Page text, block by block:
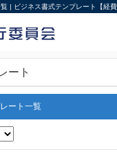
| ビジネス書式テンプレート【経費
ート
ート一覧